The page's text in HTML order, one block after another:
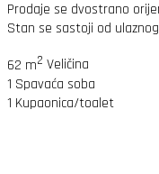
Prodaje se dvostrano
Stan se sastoji od
62 m2 Veličina
1 Spavaća soba
1 Kupaonica/toalet